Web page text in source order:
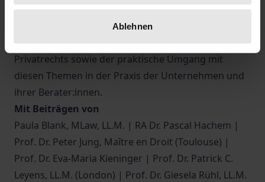
Ablehnen
vorgestellt und diskutiert. Berücksichtigung fanden
zudem die Aspekte des Internationalen
Zivilverfahrensrechts und des Internationalen
Privatrechts sowie der praktische Umgang mit
diesen Themen in der Praxis der Unternehmen und
ihrer Berater:innen.
Mit Beiträgen von
Paula Blank, MLaw, LL.M. | RA Dr. Pascal Hachem |
Prof. Dr. Peter Jung, Maître en Droit (Toulouse) |
Prof. Dr. Eva-Maria Kieninger | Prof. Dr. Patrick C.
Leyens, LL.M. (London) | Prof. Dr. Giesela Rühl, LL.M.